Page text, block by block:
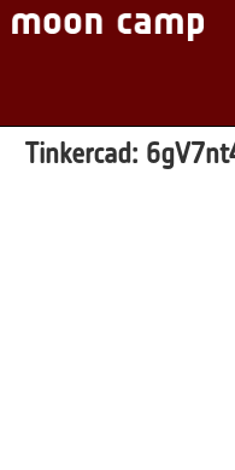
Tinkercad: